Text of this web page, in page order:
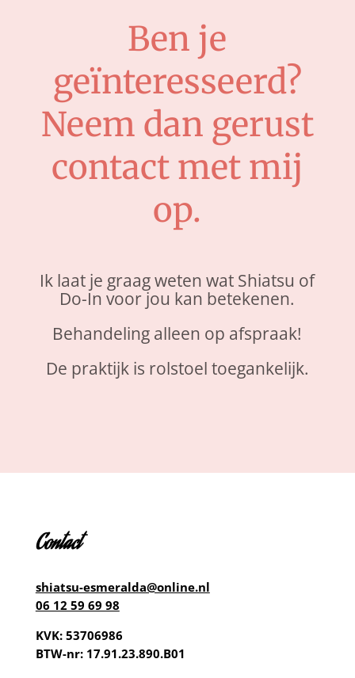
Ben je
geïnteresseerd?
Neem dan gerust
contact met mij
op.
Ik laat je graag weten wat Shiatsu of
Do-In voor jou kan betekenen.
Behandeling alleen op afspraak!
De praktijk is rolstoel toegankelijk.
Contact
shiatsu-esmeralda@online.nl
06 12 59 69 98
KVK: 53706986
BTW-nr: 17.91.23.890.B01